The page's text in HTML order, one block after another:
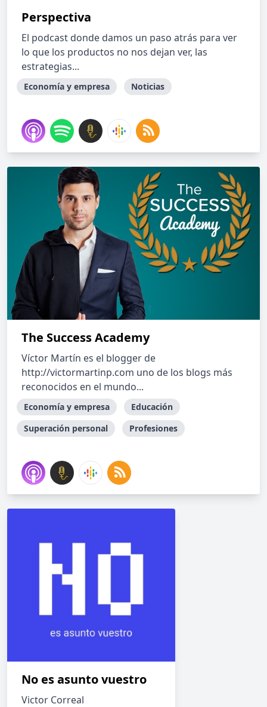
Perspectiva
El podcast donde damos un paso atrás para ver
lo que los productos no nos dejan ver, las
estrategias...
Economía y empresa Noticias
The Success Academy
Víctor Martín es el blogger de
http://victormartinp.com uno de los blogs más
reconocidos en el mundo...
Economía y empresa
Educación
Superación personal
Profesiones
No es asunto vuestro
Victor Correal